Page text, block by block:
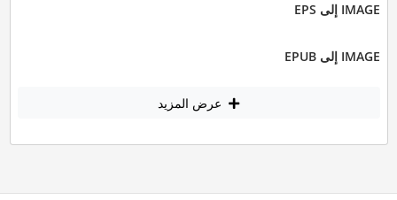
IMAGE إلى EPS
IMAGE إلى EPUB
عرض المزيد